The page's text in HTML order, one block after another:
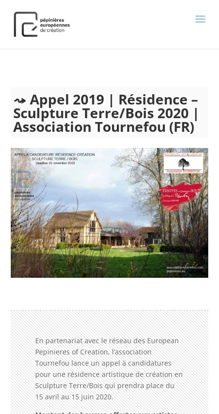
Appel 2019 | Résidence –
Sculpture Terre/Bois 2020 |
Association Tournefou (FR)
En partenariat avec le réseau des European
Pepinieres of Creation, l’association
Tournefou lance un appel à candidatures
pour une résidence artistique de création en
Sculpture Terre/Bois qui prendra place du
15 avril au 15 juin 2020.